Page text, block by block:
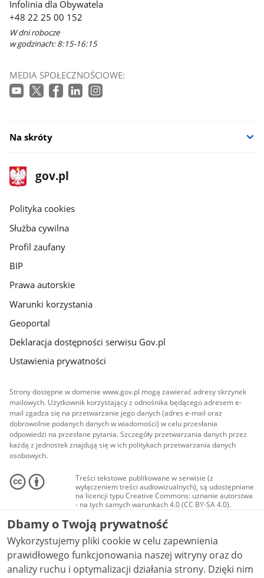
Infolinia dla Obywatela
+48 22 25 00 152
W dni robocze
w godzinach: 8:15-16:15
MEDIA SPOŁECZNOŚCIOWE:
Na skróty
stopka
gov.pl
Strona
gov.pl
gov.pl
Polityka cookies
Służba cywilna
Profil zaufany
BIP
Prawa autorskie
Warunki korzystania
Geoportal
Deklaracja dostępności serwisu Gov.pl
Ustawienia prywatności
Strony dostępne w domenie www.gov.pl mogą zawierać adresy skrzynek
mailowych. Użytkownik korzystający z odnośnika będącego adresem e-
mail zgadza się na przetwarzanie jego danych (adres e-mail oraz
dobrowolnie podanych danych w wiadomości) w celu przesłania
odpowiedzi na przesłane pytania. Szczegóły przetwarzania danych przez
każdą z jednostek znajdują się w ich politykach przetwarzania danych
osobowych.
Treści tekstowe publikowane w serwisie (z
wyłączeniem treści audiowizualnych), są udostępniane
na licencji typu Creative Commons: uznanie autorstwa
- na tych samych warunkach 4.0 (CC BY-SA 4.0).
Materiały audiowizualne, w tym zdjęcia, materiały
audio i wideo, są udostępniane na licencji typu
Creative Commons: uznanie autorstwa użycie
niekomercyjne - bez utworów zależnych 4.0 (CC BY-
NC-ND 4.0), o ile nie jest to stwierdzone inaczej.
Dbamy o Twoją prywatność
Wykorzystujemy pliki cookie w celu zapewnienia
prawidłowego funkcjonowania naszej witryny oraz do
analizy ruchu i optymalizacji działania strony. Dzięki nim